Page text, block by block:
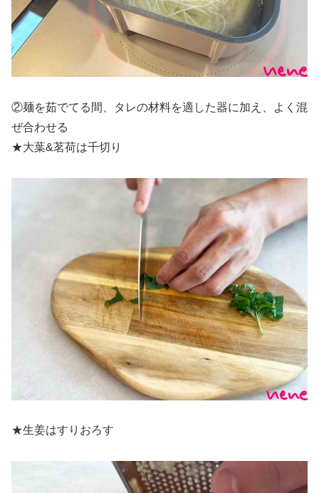
②麺を茹でてる間、タレの材料を適した器に加え、よく混
ぜ合わせる
★大葉&茗荷は千切り
★生姜はすりおろす